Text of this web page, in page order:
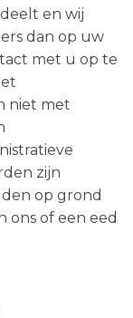
en wij
dan op uw
met u op te
niet met
zijn
op grond
ons of een eed